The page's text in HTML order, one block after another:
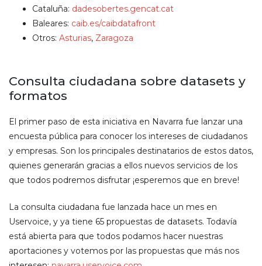
Cataluña: dadesobertes.gencat.cat
Baleares: caib.es/caibdatafront
Otros: Asturias, Zaragoza
Consulta ciudadana sobre datasets y
formatos
El primer paso de esta iniciativa en Navarra fue lanzar una
encuesta pública para conocer los intereses de ciudadanos
y empresas. Son los principales destinatarios de estos datos,
quienes generarán gracias a ellos nuevos servicios de los
que todos podremos disfrutar ¡esperemos que en breve!
La consulta ciudadana fue lanzada hace un mes en
Uservoice, y ya tiene 65 propuestas de datasets. Todavía
está abierta para que todos podamos hacer nuestras
aportaciones y votemos por las propuestas que más nos